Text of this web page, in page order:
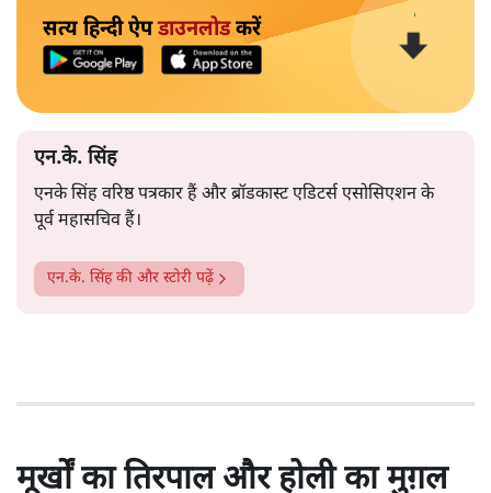
सत्य हिन्दी ऐपडाउनलोडकरें
एन.के. सिंह
एनके सिंह वरिष्ठ पत्रकार हैं और ब्रॉडकास्ट एडिटर्स एसोसिएशन के
पूर्व महासचिव हैं।
एन.के. सिंहकी और स्टोरी पढ़ें
मूर्खों का तिरपाल और होली का मुग़ल